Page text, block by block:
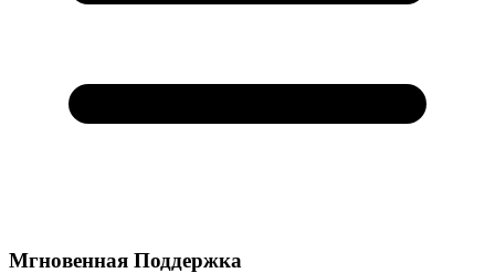
Мгновенная Поддержка